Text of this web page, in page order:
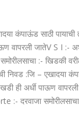
कंपाऊंड साठी
जातेV S I :-
:-
:जि – एखादया
अर्धी पाऊण
:- दरवाजा